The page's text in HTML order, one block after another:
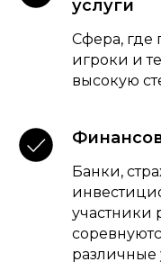
услуги
Сфера, где
игроки и
высокую
Банки,
участники
различные